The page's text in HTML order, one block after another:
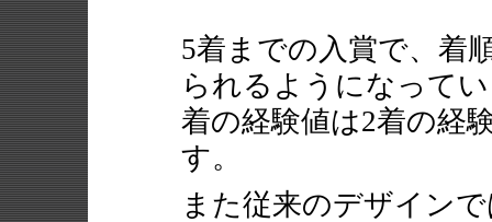
5着までの入賞で、着
られるようになって
着の経験値は2着の経
す。
また従来のデザイン